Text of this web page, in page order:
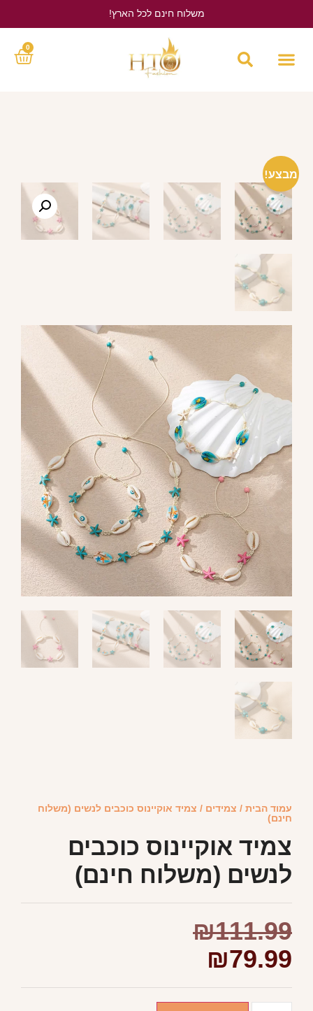
משלוח חינם לכל הארץ!
0
מבצע!
עמוד הבית / צמידים / צמיד אוקיינוס כוכבים לנשים (משלוח
חינם)
צמיד אוקיינוס כוכבים
לנשים (משלוח חינם)
₪111.99
₪79.99